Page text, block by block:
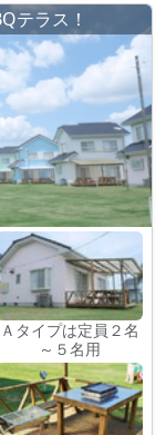
テラス！
Ａタイプは定員２名
～５名用